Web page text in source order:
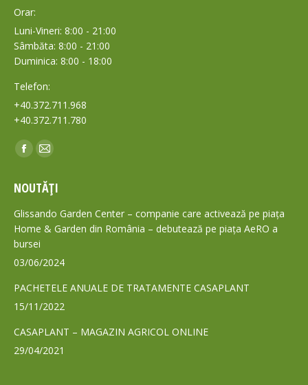
Orar:
Luni-Vineri: 8:00 - 21:00
Sâmbăta: 8:00 - 21:00
Duminica: 8:00 - 18:00
Telefon:
+40.372.711.968
+40.372.711.780
Find us on:
Facebook
opens
in
new
window
Mail
opens
in
new
NOUTĂȚI
Glissando Garden Center – companie care activează pe piața
Home & Garden din România – debutează pe piața AeRO a
bursei
03/06/2024
PACHETELE ANUALE DE TRATAMENTE CASAPLANT
15/11/2022
CASAPLANT – MAGAZIN AGRICOL ONLINE
29/04/2021